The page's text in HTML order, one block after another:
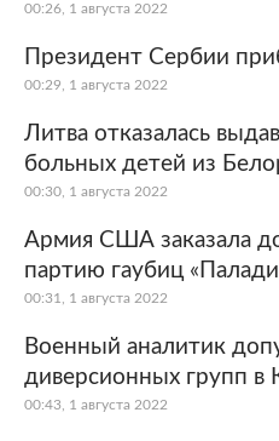
00:26, 1 августа 2022
Президент Сербии
00:29, 1 августа 2022
Литва отказалась
больных детей из
00:30, 1 августа 2022
Армия США заказала
партию гаубиц
00:31, 1 августа 2022
Военный аналитик
диверсионных групп в
00:43, 1 августа 2022